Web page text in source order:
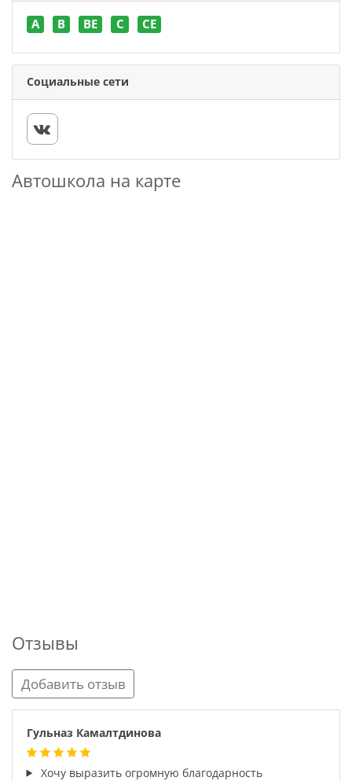
A B BE C CE
Социальные сети
Автошкола на карте
Отзывы
Добавить отзыв
Гульназ Камалтдинова
Хочу выразить огромную благодарность